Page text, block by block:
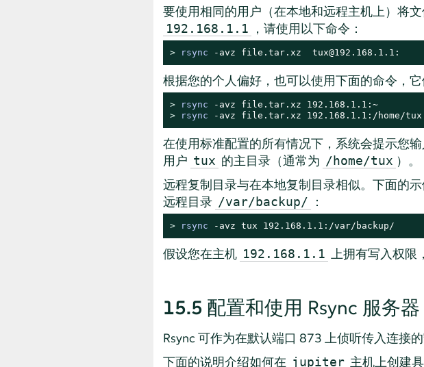
要使用相同的用户（在本地和远程主机上）将
192.168.1.1 ，请使用以下命令：
> rsync -avz file.tar.xz  tux@192.168.1.1:
根据您的个人偏好，也可以使用下面的命令，它
> rsync
-avz file.tar.xz 192.168.1.1:~
>
rsync -avz file.tar.xz 192.168.1.1:/home/tux
在使用标准配置的所有情况下，系统会提示您
用户 tux 的主目录（通常为 /home/tux ）。
远程复制目录与在本地复制目录相似。下面的
远程目录 /var/backup/ ：
> rsync -avz tux 192.168.1.1:/var/backup/
假设您在主机 192.168.1.1 上拥有写入权限
15.5 配置和使用 Rsync 服务器
Rsync 可作为在默认端口 873 上侦听传入连接
下面的说明介绍如何在 jupiter 主机上创建